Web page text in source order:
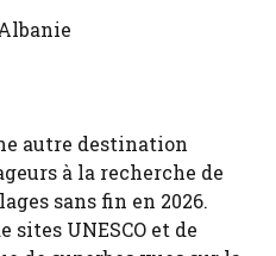
autre destination
à la recherche de
sans fin en 2026.
sites UNESCO et de